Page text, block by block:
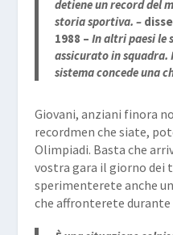
detiene un record del
storia sportiva. –
1988 – In altri paesi le
assicurato in squadra.
sistema concede una
Giovani, anziani finora
recordmen che siate,
Olimpiadi. Basta che
vostra gara il giorno dei
sperimenterete anche
che affronterete durante